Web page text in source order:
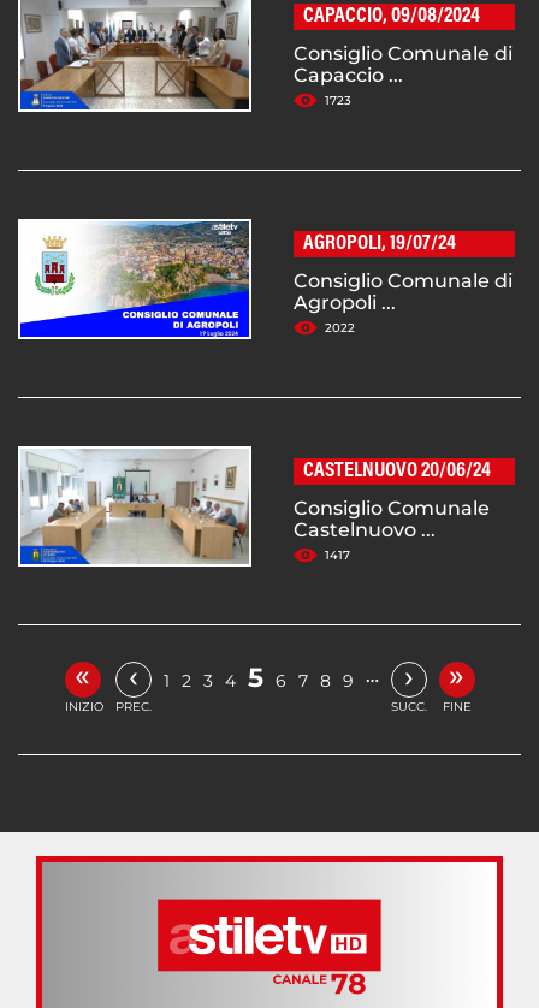
CAPACCIO, 09/08/2024
Consiglio Comunale di
Capaccio ...
1723
AGROPOLI, 19/07/24
Consiglio Comunale di
Agropoli ...
2022
CASTELNUOVO 20/06/24
Consiglio Comunale
Castelnuovo ...
1417
«
INIZIO
‹
PREC.
1 2 3 4 5 6 7 8 9 … ›
SUCC.
»
FINE